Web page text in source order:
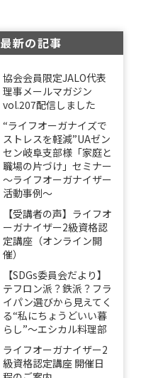
最新の記事
協会会員限定JALO代表
理事メールマガジン
vol.207配信しました
“ライフオーガナイズで
ストレスを軽減”UAゼン
セン岐阜支部様「家庭と
職場の片づけ」セミナー
～ライフオーガナイザー
活動事例〜
【受講者の声】ライフオ
ーガナイザー2級資格認
定講座（オンライン開
催）
【SDGs委員会だより】
テフロン派？鉄派？フラ
イパン選びから見えてく
る“私にちょうどいい暮
らし”～エシカル料理部
ライフオーガナイザー2
級資格認定講座 開催日